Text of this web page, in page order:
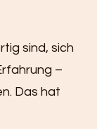
sind, sich
–
Das hat